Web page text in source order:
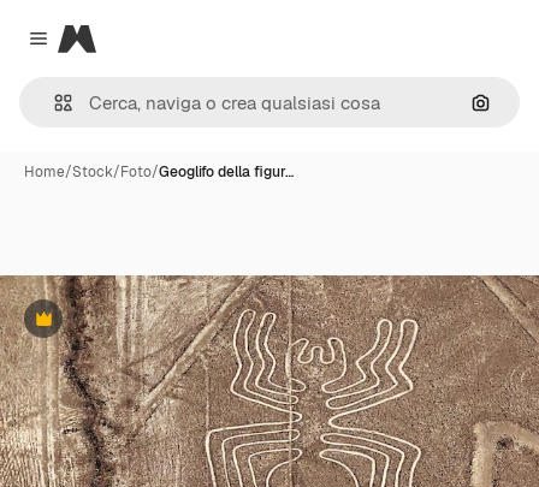
Close menu
Magnific
Cerca
Home/Stock/Foto/Geoglifo della figur…
Premium